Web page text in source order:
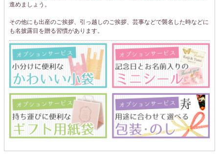
進めましょう。
その他にも出産のご挨拶、引っ越しのご挨拶、芸事などで襲名した時などに
も名披露目を贈る習慣があります。